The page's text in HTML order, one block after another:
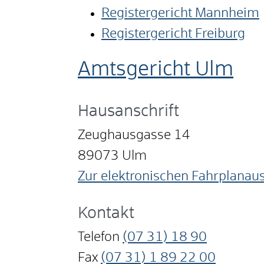
Registergericht Mannheim
Registergericht Freiburg
Amtsgericht Ulm
Hausanschrift
Zeughausgasse 14
89073 Ulm
Zur elektronischen
Kontakt
Telefon (07 31) 18 90
Fax (07 31) 1 89 22 00